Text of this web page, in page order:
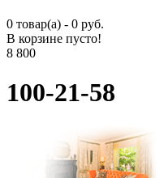
0 товар(а) - 0 руб.
В корзине пусто!
8 800
100-21-58